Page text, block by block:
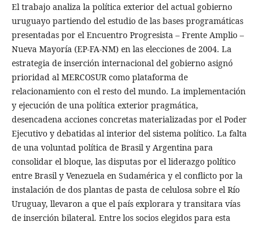
El trabajo analiza la política exterior del actual gobierno
uruguayo partiendo del estudio de las bases programáticas
presentadas por el Encuentro Progresista – Frente Amplio –
Nueva Mayoría (EP-FA-NM) en las elecciones de 2004. La
estrategia de inserción internacional del gobierno asignó
prioridad al MERCOSUR como plataforma de
relacionamiento con el resto del mundo. La implementación
y ejecución de una política exterior pragmática,
desencadena acciones concretas materializadas por el Poder
Ejecutivo y debatidas al interior del sistema político. La falta
de una voluntad política de Brasil y Argentina para
consolidar el bloque, las disputas por el liderazgo político
entre Brasil y Venezuela en Sudamérica y el conflicto por la
instalación de dos plantas de pasta de celulosa sobre el Río
Uruguay, llevaron a que el país explorara y transitara vías
de inserción bilateral. Entre los socios elegidos para esta